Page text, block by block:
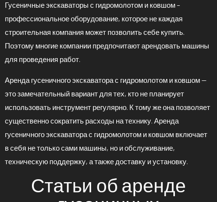
Гусеничные экскаваторы с гидромолотом и ковшом –
профессиональное оборудование, которое не каждая
строительная компания может позволить себе купить.
Поэтому многие компании предпочитают арендовать машины
для проведения работ.
Аренда гусеничного экскаватора с гидромолотом и ковшом —
это замечательный вариант для тех, кто не планирует
использовать инструмент регулярно. К тому же она позволяет
существенно сократить расходы на технику. Аренда
гусеничного экскаватора с гидромолотом и ковшом включает
в себя не только сами машины, но и обслуживание,
техническую поддержку, а также доставку и установку.
Статьи об аренде